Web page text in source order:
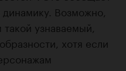
Возможно,
такой узнаваемый,
хотя если